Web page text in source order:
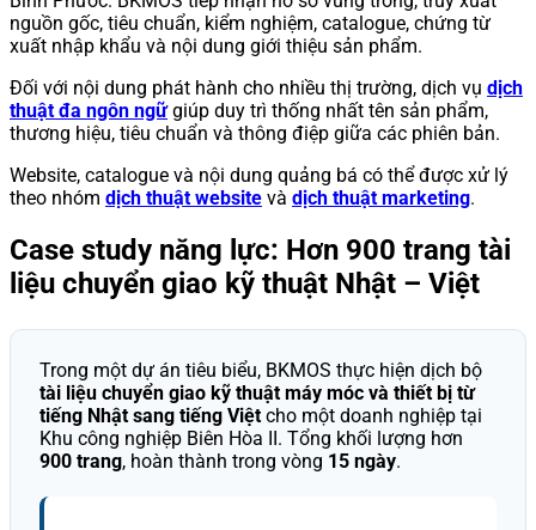
nguồn gốc, tiêu chuẩn, kiểm nghiệm, catalogue, chứng từ
xuất nhập khẩu và nội dung giới thiệu sản phẩm.
Đối với nội dung phát hành cho nhiều thị trường, dịch vụ dịch
thuật đa ngôn ngữgiúp duy trì thống nhất tên sản phẩm,
thương hiệu, tiêu chuẩn và thông điệp giữa các phiên bản.
Website, catalogue và nội dung quảng bá có thể được xử lý
theo nhóm dịch thuật website và dịch thuật marketing.
Case study năng lực: Hơn 900 trang tài
liệu chuyển giao kỹ thuật Nhật – Việt
Trong một dự án tiêu biểu, BKMOS thực hiện dịch bộ
tài liệu chuyển giao kỹ thuật máy móc và thiết bị từ
tiếng Nhật sang tiếng Việt cho một doanh nghiệp tại
Khu công nghiệp Biên Hòa II. Tổng khối lượng hơn
900 trang, hoàn thành trong vòng 15 ngày.